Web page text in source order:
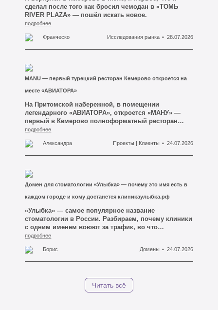
сделал после того как бросил чемодан в «ТОМЬ
RIVER PLAZA» — пошёл искать новое.
подробнее
Франческо Исследования рынка 28.07.2026
MANU — первый турецкий ресторан Кемерово откроется на
месте «АВИАТОРА»
На Притомской набережной, в помещении
легендарного «АВИАТОРА», откроется «МАНУ» —
первый в Кемерово полноформатный ресторан
турецкой кухни. Владелец — ресторатор Одилжон
Рассказываем детали и угадываем домен.
подробнее
Александра Проекты | Клиенты 24.07.2026
Домен для стоматологии «Улыбка» — почему это имя есть в
каждом городе и кому достанется клиникаулыбка.рф
«Улыбка» — самое популярное название
стоматологии в России. Разбираем, почему клиники
с одним именем воюют за трафик, во что
превращаются их доменные адреса и что даёт
подробнее
Борис Домены 24.07.2026
Читать всё